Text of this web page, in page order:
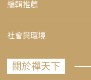
編輯推薦
社會與環境
關於禪天下